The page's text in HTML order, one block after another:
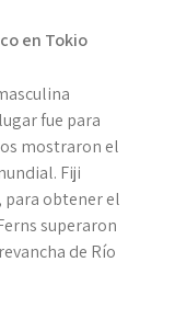
en Tokio
fue para
mostraron el
Fiji
para obtener el
superaron
de Río